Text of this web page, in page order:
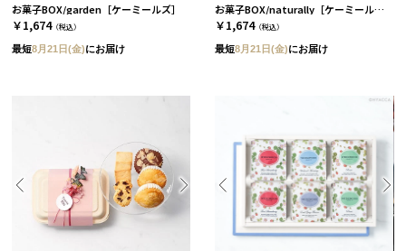
お菓子BOX/garden［ケーミールズ］
￥1,674（税込）
最短8月21日(金)にお届け
お菓子BOX/naturally［ケーミールズ］
￥1,674（税込）
最短8月21日(金)にお届け